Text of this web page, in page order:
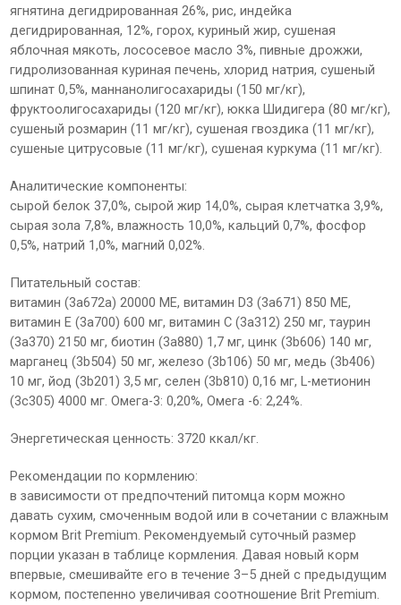
ягнятина дегидрированная 26%, рис, индейка
дегидрированная, 12%, горох, куриный жир, сушеная
яблочная мякоть, лососевое масло 3%, пивные дрожжи,
гидролизованная куриная печень, хлорид натрия, сушеный
шпинат 0,5%, маннанолигосахариды (150 мг/кг),
фруктоолигосахариды (120 мг/кг), юкка Шидигера (80 мг/кг),
сушеный розмарин (11 мг/кг), сушеная гвоздика (11 мг/кг),
сушеные цитрусовые (11 мг/кг), сушеная куркума (11 мг/кг).
Аналитические компоненты:
сырой белок 37,0%, сырой жир 14,0%, сырая клетчатка 3,9%,
сырая зола 7,8%, влажность 10,0%, кальций 0,7%, фосфор
0,5%, натрий 1,0%, магний 0,02%.
Питательный состав:
витамин (3a672a) 20000 МЕ, витамин D3 (3a671) 850 МЕ,
витамин E (3a700) 600 мг, витамин C (3a312) 250 мг, таурин
(3a370) 2150 мг, биотин (3a880) 1,7 мг, цинк (3b606) 140 мг,
марганец (3b504) 50 мг, железо (3b106) 50 мг, медь (3b406)
10 мг, йод (3b201) 3,5 мг, селен (3b810) 0,16 мг, L-метионин
(3c305) 4000 мг. Омега-3: 0,20%, Омега -6: 2,24%.
Энергетическая ценность: 3720 ккал/кг.
Рекомендации по кормлению:
в зависимости от предпочтений питомца корм можно
давать сухим, смоченным водой или в сочетании с влажным
кормом Brit Premium. Рекомендуемый суточный размер
порции указан в таблице кормления. Давая новый корм
впервые, смешивайте его в течение 3–5 дней с предыдущим
кормом, постепенно увеличивая соотношение Brit Premium.